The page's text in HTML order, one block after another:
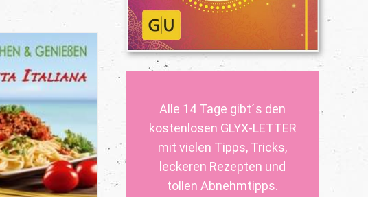
Alle 14 Tage gibt´s den
kostenlosen GLYX-LETTER
mit vielen Tipps, Tricks,
leckeren Rezepten und
tollen Abnehmtipps.